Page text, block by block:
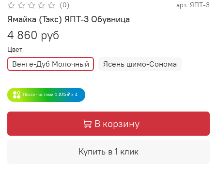
(0) арт. ЯПТ-3
Ямайка (Тэкс) ЯПТ-3 Обувница
4 860 руб
Цвет
Венге-Дуб Молочный Ясень шимо-Сонома
Плати частями 1 275 ₽ x 4
В корзину
Купить в 1 клик